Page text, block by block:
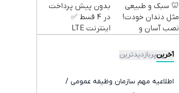
رایگان+پرداخت
اقساطی😍
قسطی
🦷 سبک و طبیعی
مثل دندان خودت!
نصب آسان و
📍 تهران
بدون پیش پرداخت
در 4 قسط ✅
اینترنت LTE
آخرینپربازدیدترین
اطلاعیه مهم سازمان وظیفه عمومی /